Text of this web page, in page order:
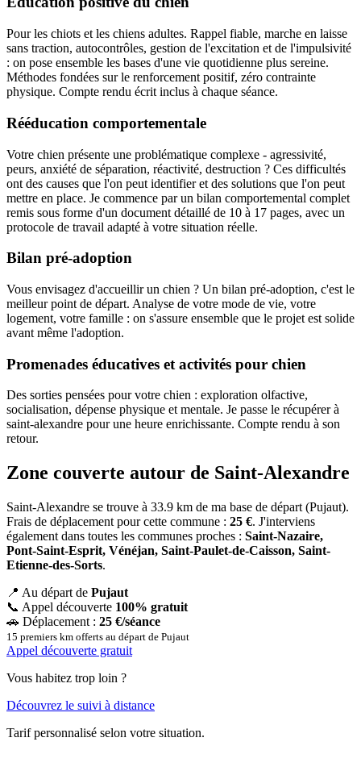
Pour les chiots et les chiens adultes. Rappel fiable, marche en laisse
sans traction, autocontrôles, gestion de l'excitation et de l'impulsivité
: on pose ensemble les bases d'une vie quotidienne plus sereine.
Méthodes fondées sur le renforcement positif, zéro contrainte
physique. Compte rendu écrit inclus à chaque séance.
Rééducation comportementale
Votre chien présente une problématique complexe - agressivité,
peurs, anxiété de séparation, réactivité, destruction ? Ces difficultés
ont des causes que l'on peut identifier et des solutions que l'on peut
mettre en place. Je commence par un bilan comportemental complet
remis sous forme d'un document détaillé de 10 à 17 pages, avec un
protocole de travail adapté à votre situation réelle.
Bilan pré-adoption
Vous envisagez d'accueillir un chien ? Un bilan pré-adoption, c'est le
meilleur point de départ. Analyse de votre mode de vie, votre
logement, votre famille : on s'assure ensemble que le projet est solide
avant même l'adoption.
Promenades éducatives et activités pour chien
Des sorties pensées pour votre chien : exploration olfactive,
socialisation, dépense physique et mentale. Je passe le récupérer à
saint-alexandre pour une heure enrichissante. Compte rendu à son
retour.
Zone couverte autour de Saint-Alexandre
Saint-Alexandre se trouve à 33.9 km de ma base de départ (Pujaut).
Frais de déplacement pour cette commune : 25 €. J'interviens
également dans toutes les communes proches : Saint-Nazaire,
Pont-Saint-Esprit, Vénéjan, Saint-Paulet-de-Caisson, Saint-
Etienne-des-Sorts.
📍 Au départ de Pujaut
📞 Appel découverte 100% gratuit
🚗 Déplacement : 25 €/séance
15 premiers km offerts au départ de Pujaut
Appel découverte gratuit
Vous habitez trop loin ?
Découvrez le suivi à distance
Tarif personnalisé selon votre situation.